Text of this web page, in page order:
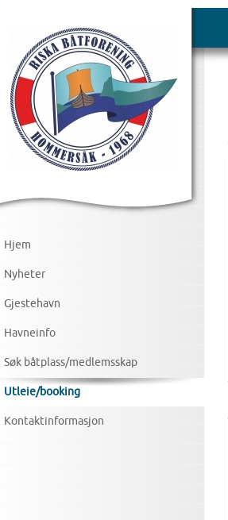
Hjem
Nyheter
Gjestehavn
Havneinfo
Søk båtplass/medlemsskap
Utleie/booking
Kontaktinformasjon